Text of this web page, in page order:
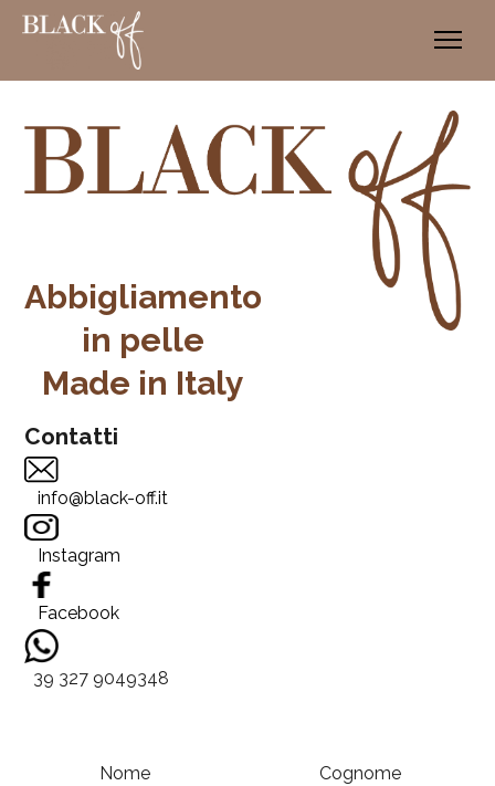
CUSTOM
CONTATTI
Abbigliamento
in pelle
Made in Italy
Contatti
info@black-off.it
Instagram
Facebook
39 327 9049348
Nome Cognome